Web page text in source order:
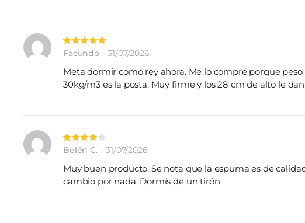
de
con5de 5
Facundo – 31/07/2026
Meta dormir como rey ahora. Me lo compré porque
30kg/m3 es la posta. Muy firme y los 28 cm de alto le
con4de
Belén C. – 31/07/2026
Muy buen producto. Se nota que la espuma es de
cambio por nada. Dormís de un tirón